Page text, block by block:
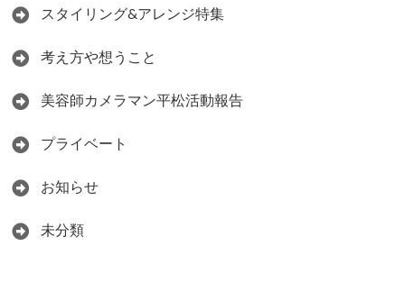
スタイリング&アレンジ特集
考え方や想うこと
美容師カメラマン平松活動報告
プライベート
お知らせ
未分類